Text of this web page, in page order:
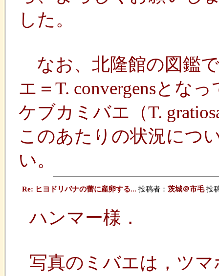
した。
なお、北隆館の図鑑
エ＝T. convergensとな
ケブカミバエ（T.
このあたりの状況につ
い。
Re: ヒヨドリバナの蕾に産卵する... 投稿者： 茨城＠市毛投
ハンマー様．
写真のミバエは，ツマ